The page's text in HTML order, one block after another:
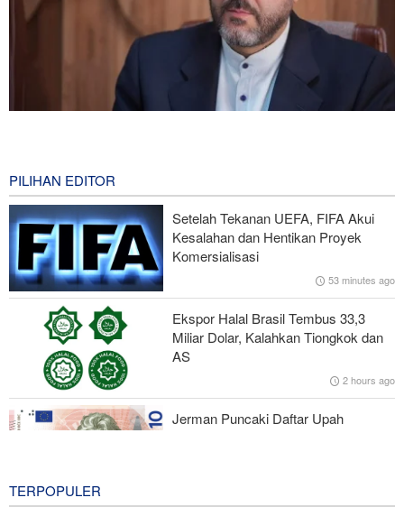
Presiden Iran: Kami Akan Mendukung Langkah Apa Pun yang
Diambil Pemimpin Palestina demi Kepentingan Rakyat
Trump Murka Soal Laporan Amunisi Habis, Ancam Pembocor
dengan Bui
Pakar HI Iran: Tidak Ada Perubahan dalam Strategi Iran di Selat
Hormuz
Koalisi Anti-Yaman; Konspirasi Zionis di Bab Al-Mandab dengan
Alat Saudi
PILIHAN EDITOR
Setelah Tekanan UEFA, FIFA Akui
Kesalahan dan Hentikan Proyek
Komersialisasi
53 minutes ago
Ekspor Halal Brasil Tembus 33,3
Miliar Dolar, Kalahkan Tiongkok dan
AS
2 hours ago
Jerman Puncaki Daftar Upah
TERPOPULER